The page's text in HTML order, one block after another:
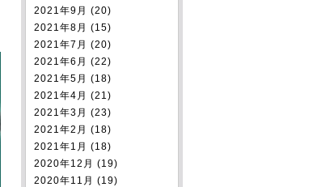
2021年9月 (20)
2021年8月 (15)
2021年7月 (20)
2021年6月 (22)
2021年5月 (18)
2021年4月 (21)
2021年3月 (23)
2021年2月 (18)
2021年1月 (18)
2020年12月 (19)
2020年11月 (19)